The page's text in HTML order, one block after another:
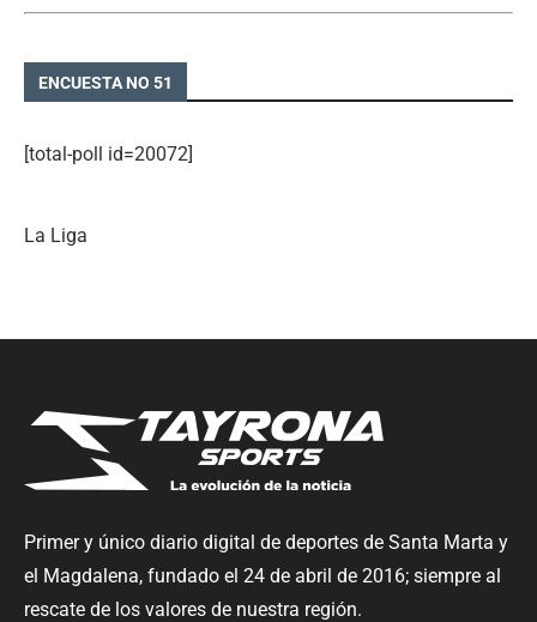
ENCUESTA NO 51
[total-poll id=20072]
La Liga
Primer y único diario digital de deportes de Santa Marta y
el Magdalena, fundado el 24 de abril de 2016; siempre al
rescate de los valores de nuestra región.